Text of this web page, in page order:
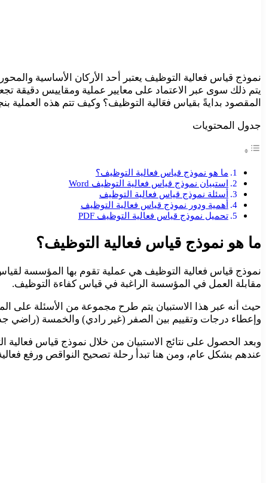
نموذج قياس فعالية التوظيف يعتبر أحد الأركان الأساسية
يتم ذلك سوى عبر الاعتماد على معايير عملية ومقاييس دقيقة
المقصود بدايةً بقياس فعَالية التوظيف؟ وكيف تتم هذه العملية
جدول المحتويات
ما هو نموذج قياس فعالية التوظيف؟
استبيان نموذج قياس فعالية التوظيف Word
أسئلة نموذج قياس فعالية التوظيف
أهمية ودور نموذج قياس فعالية التوظيف
تحميل نموذج قياس فعالية التوظيف PDF
ما هو نموذج قياس فعالية التوظيف؟
نموذج قياس فعالية التوظيف هي عملية تقوم بها المؤسسة
مقابلة العمل في المؤسسة الراغبة في قياس كفاءة التوظيف.
حيث أنه عبر هذا الاستبيان يتم طرح مجموعة من الأسئلة على
وإعطاء درجات وتقييم بين الصفر (غير رادي) والخمسة (راضي
وبعد الحصول على نتائج الاستبيان من خلال نموذج قياس
عندهم بشكل عام، ومن هنا تبدأ رحلة تصحيح النواقص ورفع